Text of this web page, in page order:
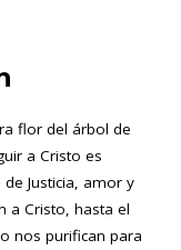
flor del árbol de
a Cristo es
Justicia, amor y
a Cristo, hasta el
nos purifican para